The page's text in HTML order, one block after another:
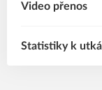
Video přenos
Statistiky k